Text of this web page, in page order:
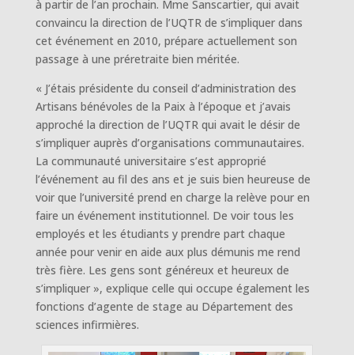
à partir de l’an prochain. Mme Sanscartier, qui avait
convaincu la direction de l’UQTR de s’impliquer dans
cet événement en 2010, prépare actuellement son
passage à une préretraite bien méritée.
« J’étais présidente du conseil d’administration des
Artisans bénévoles de la Paix à l’époque et j’avais
approché la direction de l’UQTR qui avait le désir de
s’impliquer auprès d’organisations communautaires.
La communauté universitaire s’est approprié
l’événement au fil des ans et je suis bien heureuse de
voir que l’université prend en charge la relève pour en
faire un événement institutionnel. De voir tous les
employés et les étudiants y prendre part chaque
année pour venir en aide aux plus démunis me rend
très fière. Les gens sont généreux et heureux de
s’impliquer », explique celle qui occupe également les
fonctions d’agente de stage au Département des
sciences infirmières.